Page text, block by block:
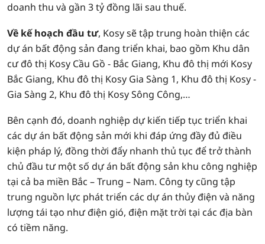
doanh thu và gần 3 tỷ đồng lãi sau thuế.
Về kế hoạch đầu tư, Kosy sẽ tập trung hoàn thiện các
dự án bất động sản đang triển khai, bao gồm Khu dân
cư đô thị Kosy Cầu Gồ - Bắc Giang, Khu đô thị mới Kosy
Bắc Giang, Khu đô thị Kosy Gia Sàng 1, Khu đô thị Kosy -
Gia Sàng 2, Khu đô thị Kosy Sông Công,…
Bên cạnh đó, doanh nghiệp dự kiến tiếp tục triển khai
các dự án bất động sản mới khi đáp ứng đầy đủ điều
kiện pháp lý, đồng thời đẩy nhanh thủ tục để trở thành
chủ đầu tư một số dự án bất động sản khu công nghiệp
tại cả ba miền Bắc – Trung – Nam. Công ty cũng tập
trung nguồn lực phát triển các dự án thủy điện và năng
lượng tái tạo như điện gió, điện mặt trời tại các địa bàn
có tiềm năng.